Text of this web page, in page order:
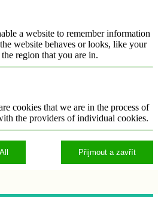
a website to remember information
website behaves or looks, like your
region that you are in.
cookies that we are in the process of
the providers of individual cookies.
Přijmout a zavřít